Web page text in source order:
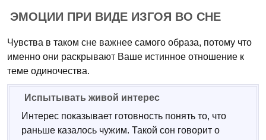
ЭМОЦИИ ПРИ ВИДЕ ИЗГОЯ ВО СНЕ
Чувства в таком сне важнее самого образа, потому что
именно они раскрывают Ваше истинное отношение к
теме одиночества.
Испытывать живой интерес
Интерес показывает готовность понять то, что
раньше казалось чужим. Такой сон говорит о